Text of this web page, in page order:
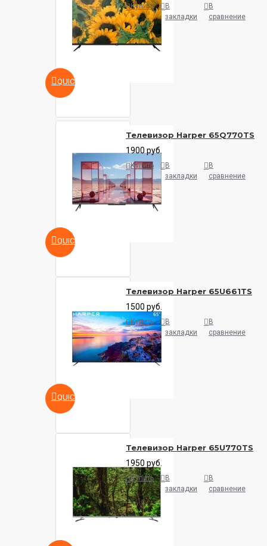
QUICKVIEW
Купить
В
закладки
В
сравнение
QUICKVIEW
Телевизор Harper 65Q770TS
1900 руб.
Купить
В
закладки
В
сравнение
QUICKVIEW
Телевизор Harper 65U661TS
1500 руб.
Купить
В
закладки
В
сравнение
Телевизор Harper 65U770TS
1950 руб.
Купить
В
закладки
В
сравнение